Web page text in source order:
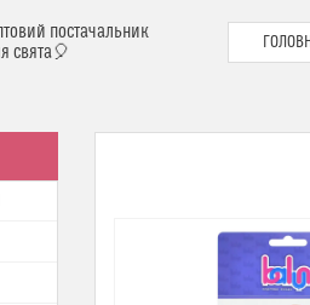
постачальник
свята🎈